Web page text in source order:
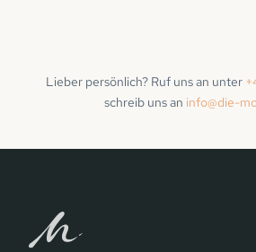
Lieber persönlich? Ruf uns an unter
schreib uns an info@die-